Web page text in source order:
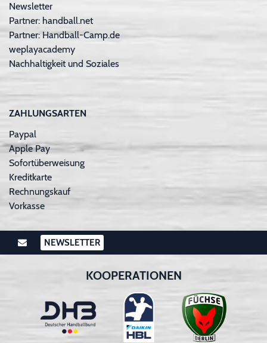
Newsletter
Partner: handball.net
Partner: Handball-Camp.de
weplayacademy
Nachhaltigkeit und Soziales
ZAHLUNGSARTEN
Paypal
Apple Pay
Sofortüberweisung
Kreditkarte
Rechnungskauf
Vorkasse
NEWSLETTER
KOOPERATIONEN